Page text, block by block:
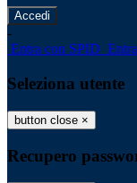
-
Entra con SPID
Seleziona utente
button close ×
Recupero